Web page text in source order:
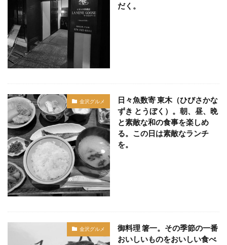
だく。
金沢グルメ
日々魚数寄 東木（ひびさかな
ずき とうぼく）。朝、昼、晩
と素敵な和の食事を楽しめ
る。この日は素敵なランチ
を。
金沢グルメ
御料理 箸一。その季節の一番
おいしいものをおいしい食べ